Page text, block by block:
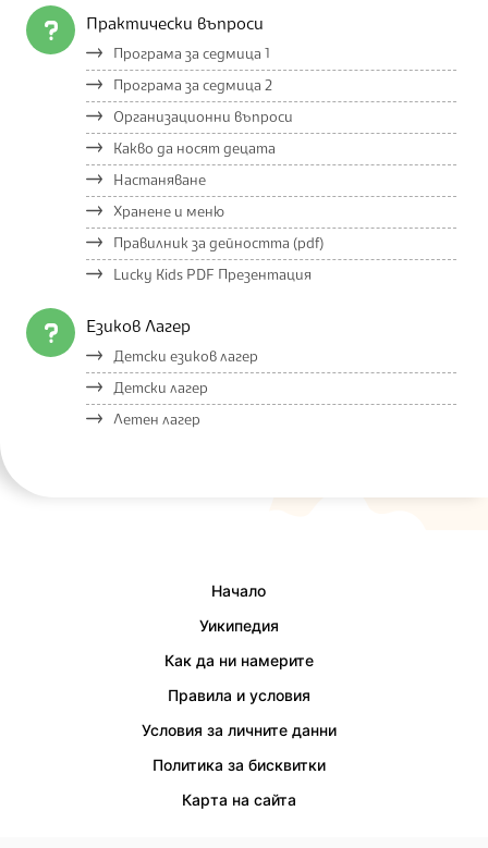
Практически въпроси
Програма за седмица 1
Програма за седмица 2
Организационни въпроси
Какво да носят децата
Настаняване
Хранене и меню
Правилник за дейността (pdf)
Lucky Kids PDF Презентация
Езиков Лагер
Детски езиков лагер
Детски лагер
Летен лагер
Начало
Уикипедия
Как да ни намерите
Правила и условия
Условия за личните данни
Политика за бисквитки
Карта на сайта